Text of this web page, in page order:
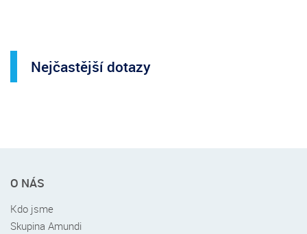
Nejčastější dotazy
menu
patičce
O NÁS
Kdo jsme
Skupina Amundi